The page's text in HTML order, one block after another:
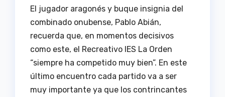
El jugador aragonés y buque insignia del
combinado onubense, Pablo Abián,
recuerda que, en momentos decisivos
como este, el Recreativo IES La Orden
“siempre ha competido muy bien”. En este
último encuentro cada partido va a ser
muy importante ya que los contrincantes